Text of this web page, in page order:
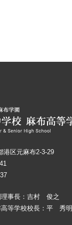
港区元麻布2-3-29
理事長：吉村 俊之
等学校校長：平 秀明